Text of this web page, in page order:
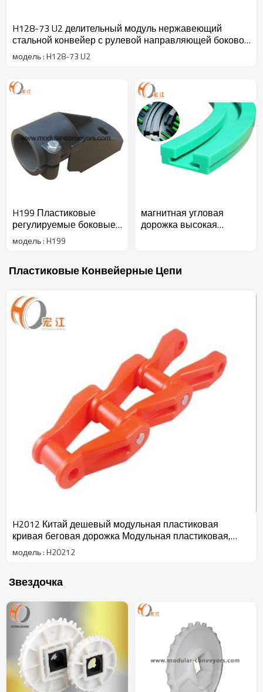
H128-73 U2 делительный модуль нержавеющий
стальной конвейер с рулевой направляющей боковой
направляющей
модель : H128-73 U2
H199 Пластиковые
регулируемые боковые
направляющие-
рельсовые кронштейны
модель : H199
магнитная угловая
дорожка высокая
Пластиковые Конвейерные Цепи
H2012 Китай дешевый модульная пластиковая
кривая беговая дорожка Модульная пластиковая,
конвейерная лента для пищевых продуктов,
конвейерная лента
модель : H20212
Звездочка